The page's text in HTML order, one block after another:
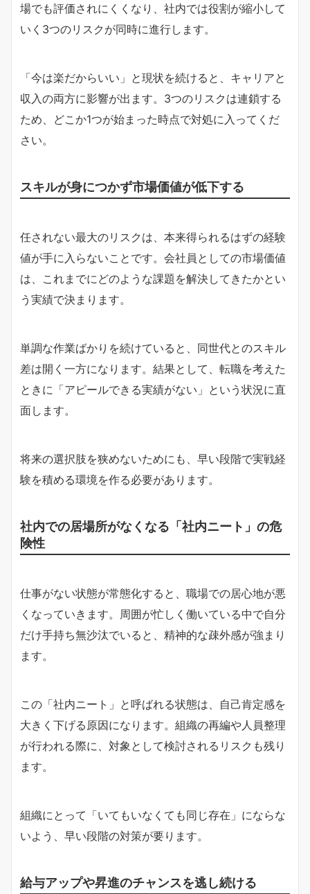
場でも評価されにくくなり、社内では役割が縮小して
いく3つのリスクが同時に進行します。
「今は楽だからいい」と現状を続けると、キャリアと
収入の両方に影響が出ます。3つのリスクは連鎖する
ため、どこか1つが始まった時点で対処に入ってくだ
さい。
スキルが身につかず市場価値が低下する
任されない最大のリスクは、本来得られるはずの経験
値が手に入らないことです。会社員としての市場価値
は、これまでにどのような課題を解決してきたかとい
う実績で決まります。
単調な作業ばかりを続けていると、同世代とのスキル
差は開く一方になります。結果として、転職を考えた
ときに「アピールできる実績がない」という状況に直
面します。
将来の選択肢を狭めないためにも、早い段階で実戦経
験を積める環境を作る必要があります。
社内での居場所がなくなる「社内ニート」の危
険性
仕事がない状態が常態化すると、職場での居心地が悪
くなっていきます。周囲が忙しく働いている中で自分
だけ手持ち無沙汰でいると、精神的な疎外感が強まり
ます。
この「社内ニート」と呼ばれる状態は、自己肯定感を
大きく下げる原因になります。組織の再編や人員整理
が行われる際に、対象として検討されるリスクも残り
ます。
組織にとって「いてもいなくても同じ存在」にならな
いよう、早い段階の対策が要ります。
給与アップや昇進のチャンスを逃し続ける